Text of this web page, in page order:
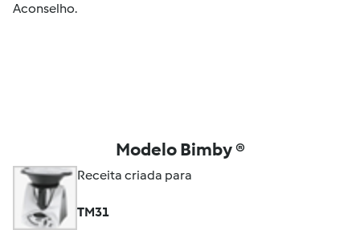
Aconselho.
Modelo Bimby ®
Receita criada para
TM31